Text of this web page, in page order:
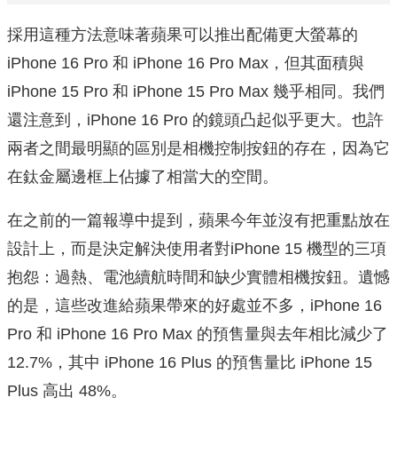
採用這種方法意味著蘋果可以推出配備更大螢幕的
iPhone 16 Pro 和 iPhone 16 Pro Max，但其面積與
iPhone 15 Pro 和 iPhone 15 Pro Max 幾乎相同。我們
還注意到，iPhone 16 Pro 的鏡頭凸起似乎更大。也許
兩者之間最明顯的區別是相機控制按鈕的存在，因為它
在鈦金屬邊框上佔據了相當大的空間。
在之前的一篇報導中提到，蘋果今年並沒有把重點放在
設計上，而是決定解決使用者對iPhone 15 機型的三項
抱怨：過熱、電池續航時間和缺少實體相機按鈕。遺憾
的是，這些改進給蘋果帶來的好處並不多，iPhone 16
Pro 和 iPhone 16 Pro Max 的預售量與去年相比減少了
12.7%，其中 iPhone 16 Plus 的預售量比 iPhone 15
Plus 高出 48%。